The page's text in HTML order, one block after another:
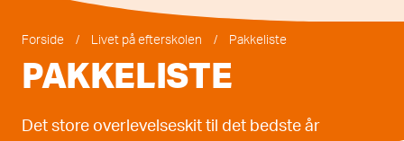
Forside / Livet på efterskolen / Pakkeliste
PAKKELISTE
Det store overlevelseskit til det bedste år